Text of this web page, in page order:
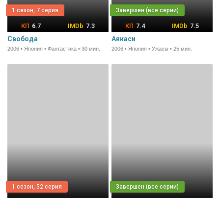
1 сезон, 7 серия
6.7 7.3
Свобода
2006 • Япония • Фантастика • 30 мин.
7.4 7.5
Аякаси
2006 • Япония • Ужасы • 25 мин.
1 сезон, 52 серия